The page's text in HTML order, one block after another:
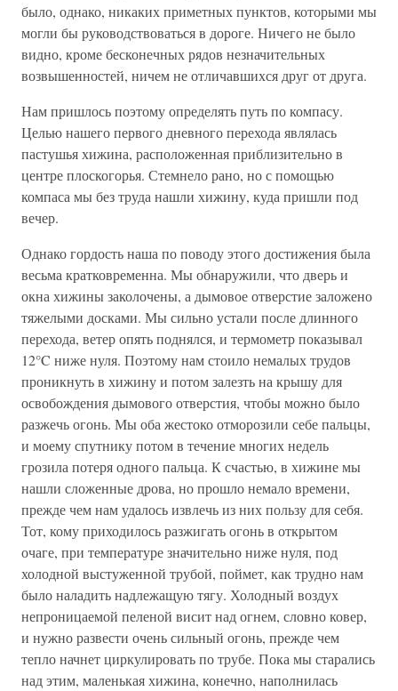
было, однако, никаких приметных пунктов, которыми мы
могли бы руководствоваться в дороге. Ничего не было
видно, кроме бесконечных рядов незначительных
возвышенностей, ничем не отличавшихся друг от друга.
Нам пришлось поэтому определять путь по компасу.
Целью нашего первого дневного перехода являлась
пастушья хижина, расположенная приблизительно в
центре плоскогорья. Стемнело рано, но с помощью
компаса мы без труда нашли хижину, куда пришли под
вечер.
Однако гордость наша по поводу этого достижения была
весьма кратковременна. Мы обнаружили, что дверь и
окна хижины заколочены, а дымовое отверстие заложено
тяжелыми досками. Мы сильно устали после длинного
перехода, ветер опять поднялся, и термометр показывал
12°C ниже нуля. Поэтому нам стоило немалых трудов
проникнуть в хижину и потом залезть на крышу для
освобождения дымового отверстия, чтобы можно было
разжечь огонь. Мы оба жестоко отморозили себе пальцы,
и моему спутнику потом в течение многих недель
грозила потеря одного пальца. К счастью, в хижине мы
нашли сложенные дрова, но прошло немало времени,
прежде чем нам удалось извлечь из них пользу для себя.
Тот, кому приходилось разжигать огонь в открытом
очаге, при температуре значительно ниже нуля, под
холодной выстуженной трубой, поймет, как трудно нам
было наладить надлежащую тягу. Холодный воздух
непроницаемой пеленой висит над огнем, словно ковер,
и нужно развести очень сильный огонь, прежде чем
тепло начнет циркулировать по трубе. Пока мы старались
над этим, маленькая хижина, конечно, наполнилась